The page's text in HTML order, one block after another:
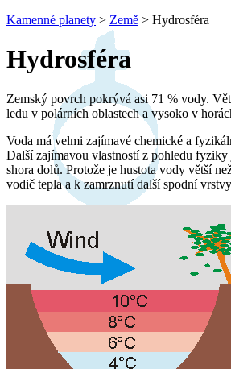
Kamenné planety > Země > Hydrosféra
Hydrosféra
Zemský povrch pokrývá asi 71 % vody.
ledu v polárních oblastech a vysoko v
Voda má velmi zajímavé chemické a
Další zajímavou vlastností z pohledu
shora dolů. Protože je hustota vody větší
vodič tepla a k zamrznutí další spodní